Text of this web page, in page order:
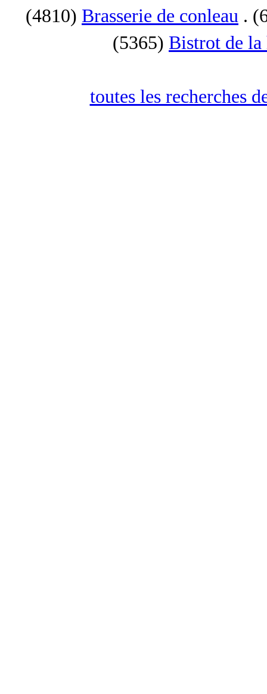
(4810) Brasserie de conleau .
(5365) Bistrot de la
toutes les recherches